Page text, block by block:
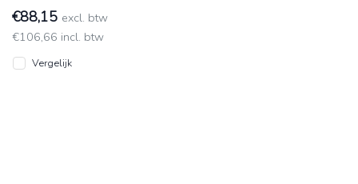
metaalvrije
spijkerbescherming.
€88,15 excl. btw
€106,66 incl. btw
Vergelijk